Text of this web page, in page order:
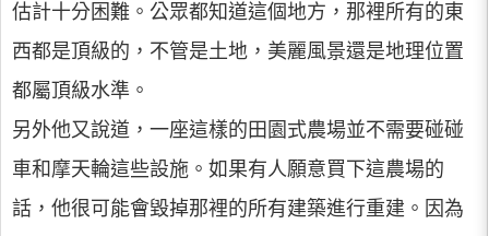
估計十分困難。公眾都知道這個地方，那裡所有的東
西都是頂級的，不管是土地，美麗風景還是地理位置
都屬頂級水準。
另外他又說道，一座這樣的田園式農場並不需要碰碰
車和摩天輪這些設施。如果有人願意買下這農場的
話，他很可能會毀掉那裡的所有建築進行重建。因為